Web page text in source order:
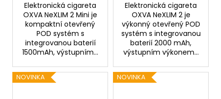
Elektronická cigareta
OXVA NeXLIM 2 Mini je
kompaktní otevřený
POD systém s
integrovanou baterií
1500mAh, výstupním...
Elektronická cigareta
OXVA NeXLIM 2 je
výkonný otevřený POD
systém s integrovanou
baterií 2000 mAh,
výstupním výkonem...
NOVINKA NOVINKA